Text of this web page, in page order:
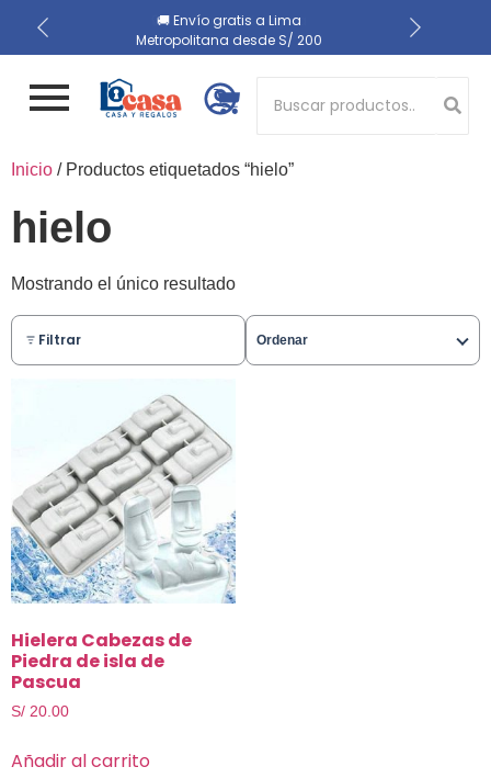
🚚 Envío gratis a Lima
Metropolitana desde S/ 200
🔒 Compra 100% segura
📍 Recojo en almacén el
mismo día
Button 1
Button 2
Inicio / Productos etiquetados “hielo”
hielo
Mostrando el único resultado
Filtrar Ordenar
Hielera Cabezas de
Piedra de isla de
Pascua
S/ 20.00
Añadir al carrito